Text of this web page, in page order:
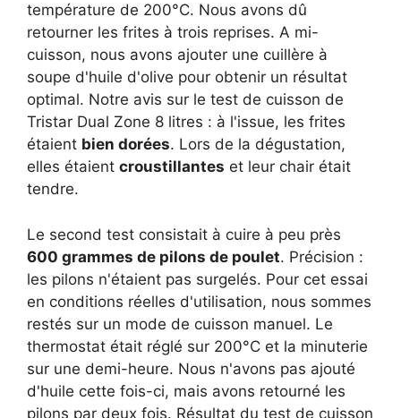
température de 200°C. Nous avons dû
retourner les frites à trois reprises. A mi-
cuisson, nous avons ajouter une cuillère à
soupe d'huile d'olive pour obtenir un résultat
optimal. Notre avis sur le test de cuisson de
Tristar Dual Zone 8 litres : à l'issue, les frites
étaient bien dorées. Lors de la dégustation,
elles étaient croustillantes et leur chair était
tendre.
Le second test consistait à cuire à peu près
600 grammes de pilons de poulet. Précision :
les pilons n'étaient pas surgelés. Pour cet essai
en conditions réelles d'utilisation, nous sommes
restés sur un mode de cuisson manuel. Le
thermostat était réglé sur 200°C et la minuterie
sur une demi-heure. Nous n'avons pas ajouté
d'huile cette fois-ci, mais avons retourné les
pilons par deux fois. Résultat du test de cuisson